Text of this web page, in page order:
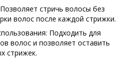
стричь волосы без
волос после каждой стрижки.
Подходить для
волос и позволяет оставить
стрижек.